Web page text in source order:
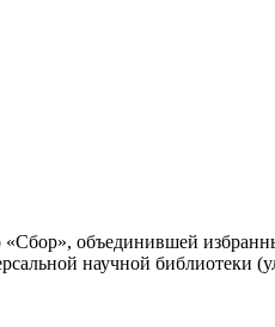
объединившей
научной библиотеки